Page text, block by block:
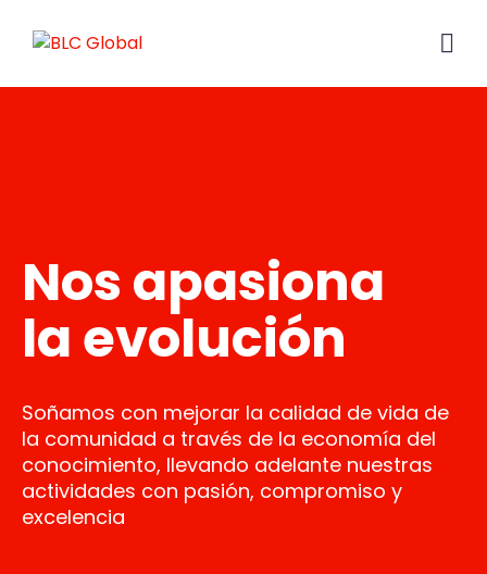
Nos apasiona
la evolución
Soñamos con mejorar la calidad de vida de
la comunidad a través de la economía del
conocimiento, llevando adelante nuestras
actividades con pasión, compromiso y
excelencia